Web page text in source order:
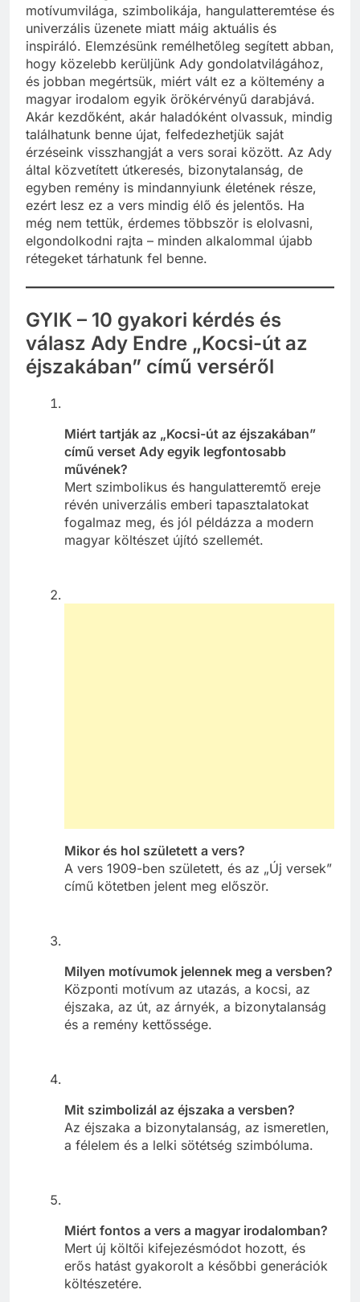
motívumvilága, szimbolikája, hangulatteremtése és
univerzális üzenete miatt máig aktuális és
inspiráló. Elemzésünk remélhetőleg segített abban,
hogy közelebb kerüljünk Ady gondolatvilágához,
és jobban megértsük, miért vált ez a költemény a
magyar irodalom egyik örökérvényű darabjává.
Akár kezdőként, akár haladóként olvassuk, mindig
találhatunk benne újat, felfedezhetjük saját
érzéseink visszhangját a vers sorai között. Az Ady
által közvetített útkeresés, bizonytalanság, de
egyben remény is mindannyiunk életének része,
ezért lesz ez a vers mindig élő és jelentős. Ha
még nem tettük, érdemes többször is elolvasni,
elgondolkodni rajta – minden alkalommal újabb
rétegeket tárhatunk fel benne.
GYIK – 10 gyakori kérdés és
válasz Ady Endre „Kocsi-út az
éjszakában” című verséről
Miért tartják az „Kocsi-út az éjszakában”
című verset Ady egyik legfontosabb
művének?
Mert szimbolikus és hangulatteremtő ereje
révén univerzális emberi tapasztalatokat
fogalmaz meg, és jól példázza a modern
magyar költészet újító szellemét.
Mikor és hol született a vers?
A vers 1909-ben született, és az „Új versek”
című kötetben jelent meg először.
Milyen motívumok jelennek meg a versben?
Központi motívum az utazás, a kocsi, az
éjszaka, az út, az árnyék, a bizonytalanság
és a remény kettőssége.
Mit szimbolizál az éjszaka a versben?
Az éjszaka a bizonytalanság, az ismeretlen,
a félelem és a lelki sötétség szimbóluma.
Miért fontos a vers a magyar irodalomban?
Mert új költői kifejezésmódot hozott, és
erős hatást gyakorolt a későbbi generációk
költészetére.